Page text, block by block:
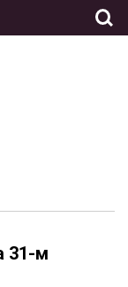
31-м